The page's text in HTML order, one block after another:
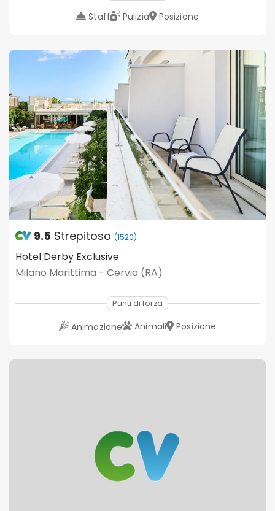
Staff Pulizia Posizione
9.5 Strepitoso (1520)
Hotel Derby Exclusive
Milano Marittima - Cervia (RA)
Punti di forza
Animazione Animali Posizione